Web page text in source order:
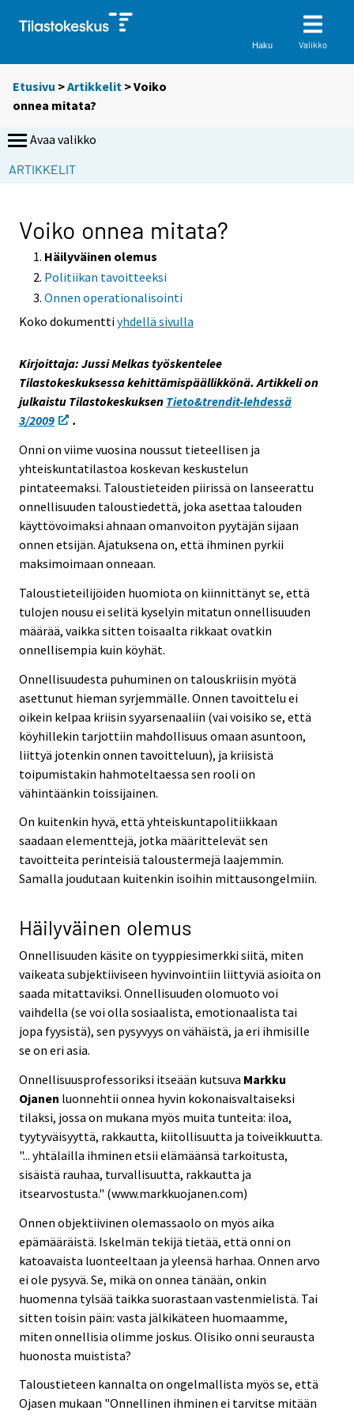
Haku Valikko
Etusivu >Artikkelit > Voiko
onnea mitata?
Avaa valikko
ARTIKKELIT
Voiko onnea mitata?
Häilyväinen olemus
Politiikan tavoitteeksi
Onnen operationalisointi
Koko dokumenttiyhdellä sivulla
Kirjoittaja: Jussi Melkas työskentelee
Tilastokeskuksessa kehittämispäällikkönä. Artikkeli on
julkaistu Tilastokeskuksen Tieto&trendit-lehdessä
3/2009
.
Onni on viime vuosina noussut tieteellisen ja
yhteiskuntatilastoa koskevan keskustelun
pintateemaksi. Taloustieteiden piirissä on lanseerattu
onnellisuuden taloustiedettä, joka asettaa talouden
käyttövoimaksi ahnaan omanvoiton pyytäjän sijaan
onnen etsijän. Ajatuksena on, että ihminen pyrkii
maksimoimaan onneaan.
Taloustieteilijöiden huomiota on kiinnittänyt se, että
tulojen nousu ei selitä kyselyin mitatun onnellisuuden
määrää, vaikka sitten toisaalta rikkaat ovatkin
onnellisempia kuin köyhät.
Onnellisuudesta puhuminen on talouskriisin myötä
asettunut hieman syrjemmälle. Onnen tavoittelu ei
oikein kelpaa kriisin syyarsenaaliin (vai voisiko se, että
köyhillekin tarjottiin mahdollisuus omaan asuntoon,
liittyä jotenkin onnen tavoitteluun), ja kriisistä
toipumistakin hahmoteltaessa sen rooli on
vähintäänkin toissijainen.
On kuitenkin hyvä, että yhteiskuntapolitiikkaan
saadaan elementtejä, jotka määrittelevät sen
tavoitteita perinteisiä taloustermejä laajemmin.
Samalla joudutaan kuitenkin isoihin mittausongelmiin.
Häilyväinen olemus
Onnellisuuden käsite on tyyppiesimerkki siitä, miten
vaikeata subjektiiviseen hyvinvointiin liittyviä asioita on
saada mitattaviksi. Onnellisuuden olomuoto voi
vaihdella (se voi olla sosiaalista, emotionaalista tai
jopa fyysistä), sen pysyvyys on vähäistä, ja eri ihmisille
se on eri asia.
Onnellisuusprofessoriksi itseään kutsuva Markku
Ojanen luonnehtii onnea hyvin kokonaisvaltaiseksi
tilaksi, jossa on mukana myös muita tunteita: iloa,
tyytyväisyyttä, rakkautta, kiitollisuutta ja toiveikkuutta.
"... yhtälailla ihminen etsii elämäänsä tarkoitusta,
sisäistä rauhaa, turvallisuutta, rakkautta ja
itsearvostusta." (www.markkuojanen.com)
Onnen objektiivinen olemassaolo on myös aika
epämääräistä. Iskelmän tekijä tietää, että onni on
katoavaista luonteeltaan ja yleensä harhaa. Onnen arvo
ei ole pysyvä. Se, mikä on onnea tänään, onkin
huomenna tylsää taikka suorastaan vastenmielistä. Tai
sitten toisin päin: vasta jälkikäteen huomaamme,
miten onnellisia olimme joskus. Olisiko onni seurausta
huonosta muistista?
Taloustieteen kannalta on ongelmallista myös se, että
Ojasen mukaan "Onnellinen ihminen ei tarvitse mitään